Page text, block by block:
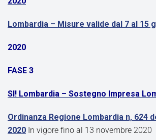
Lombardia – Misure valide dal 7 al 15
2020
FASE 3
SI! Lombardia – Sostegno Impresa
Ordinanza Regione Lombardia n, 624
2020 In vigore fino al 13 novembre 2020